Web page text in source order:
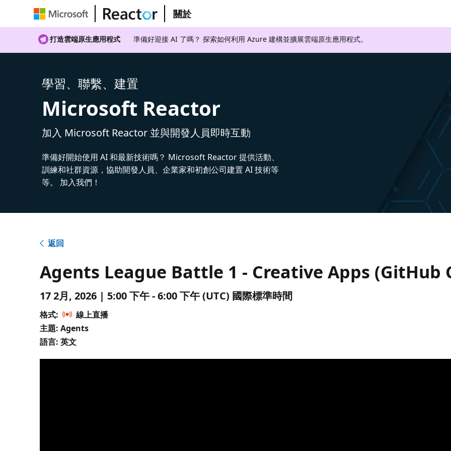
關於
打造雲端原生應用程式 準備好迎接 AI 了嗎？ 探索如何利用 Azure 建構並擴展雲端原生應用程式。
學習、聯繫、建置
Microsoft Reactor
加入 Microsoft Reactor 並與開發人員即時互動
準備好開始使用 AI 和最新技術嗎？ Microsoft Reactor 提供活動、
訓練和社群資源，協助開發人員、企業家和初創公司建置 AI 技術等
等。 加入我們！
返回
Agents League Battle 1 - Creative Apps (GitHub
17 2月, 2026 | 5:00 下午 - 6:00 下午 (UTC) 國際標準時間
格式:
線上直播
主題: Agents
語言: 英文